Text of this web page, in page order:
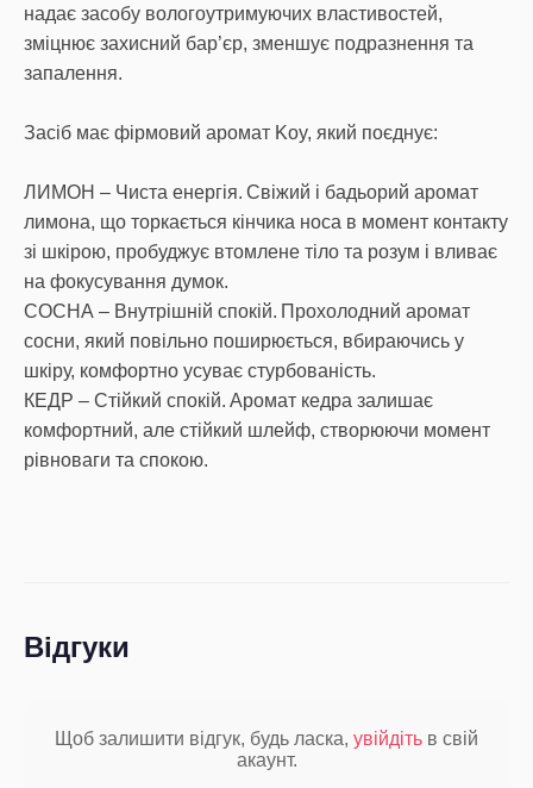
надає засобу вологоутримуючих властивостей,
зміцнює захисний бар’єр, зменшує подразнення та
запалення.
Засіб має фірмовий аромат Koy, який поєднує:
ЛИМОН – Чиста енергія. Свіжий і бадьорий аромат
лимона, що торкається кінчика носа в момент контакту
зі шкірою, пробуджує втомлене тіло та розум і вливає
на фокусування думок.
СОСНА – Внутрішній спокій. Прохолодний аромат
сосни, який повільно поширюється, вбираючись у
шкіру, комфортно усуває стурбованість.
КЕДР – Стійкий спокій. Аромат кедра залишає
комфортний, але стійкий шлейф, створюючи момент
Відгуки
Щоб залишити відгук, будь ласка, увійдіть в свій
акаунт.